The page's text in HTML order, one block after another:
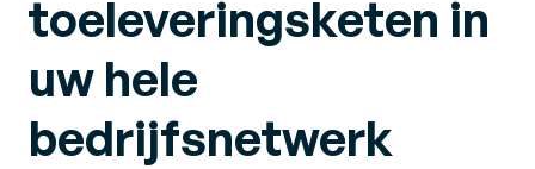
toeleveringsketen in
uw hele
bedrijfsnetwerk